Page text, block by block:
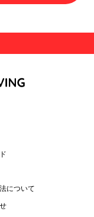
定する当社が運
る本サービスを
ービスに関する
員登録が完了し
について